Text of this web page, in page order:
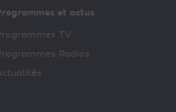
et actus
TV
Radios